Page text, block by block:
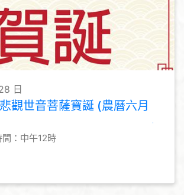
日
觀世音菩薩寶誕 (農曆六月
：中午12時